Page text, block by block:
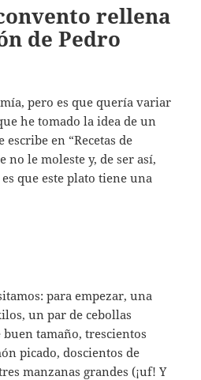
rellena
de Pedro
mía, pero es que quería variar
he tomado la idea de un
escribe en “Recetas de
no le moleste y, de ser así,
que este plato tiene una
para empezar, una
un par de cebollas
tamaño, trescientos
picado, doscientos de
manzanas grandes (¡uf! Y